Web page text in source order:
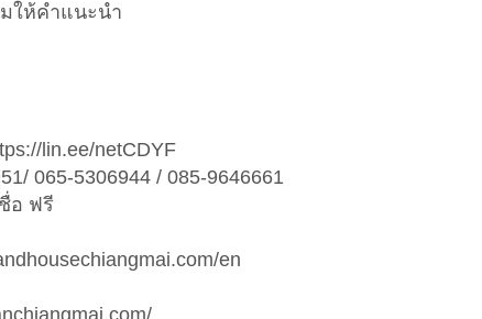
ให้คำแนะนำ
lin.ee/netCDYF
065-5306944 / 085-9646661
อ ฟรี
en